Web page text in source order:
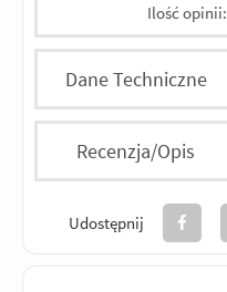
Ilość opinii:
Dane Techniczne
Recenzja/Opis
Udostępnij